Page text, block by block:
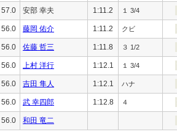
57.0 安部 幸夫 1:11.2 １ 3/4
56.0 藤岡 佑介 1:11.2 クビ
56.0 佐藤 哲三 1:11.8 ３ 1/2
56.0 上村 洋行 1:12.1 １ 3/4
56.0 吉田 隼人 1:12.1 ハナ
56.0 武 幸四郎 1:12.8 ４
56.0 和田 竜二